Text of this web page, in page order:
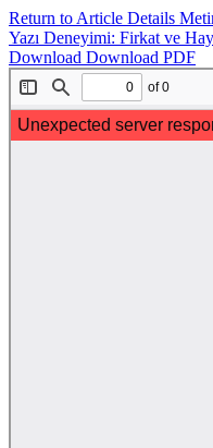
Return to Article Details
Yazı Deneyimi: Firkat ve
Download Download PDF